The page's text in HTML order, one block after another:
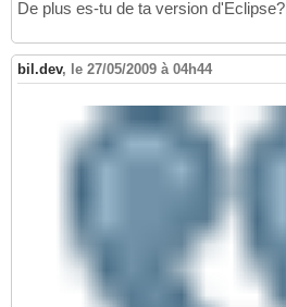
De plus es-tu de ta version d'Eclipse?
bil.dev, le 27/05/2009 à 04h44